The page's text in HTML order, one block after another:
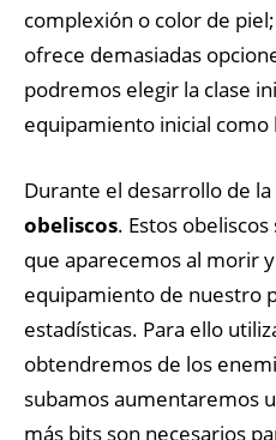
complexión o color de
ofrece demasiadas
podremos elegir la clase
equipamiento inicial como
Durante el desarrollo de
obeliscos. Estos
que aparecemos al morir
equipamiento de nuestro
estadísticas. Para ello
obtendremos de los
subamos aumentaremos
más bits son necesarios